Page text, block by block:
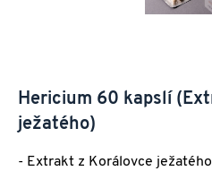
Hericium 60 kapslí
ježatého)
- Extrakt z Korálovce ježatého